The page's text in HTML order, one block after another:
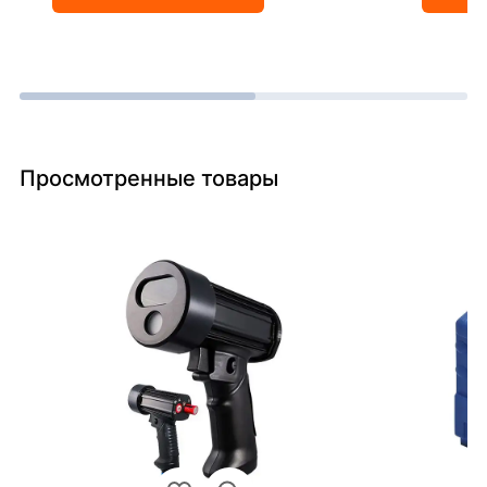
Просмотренные товары